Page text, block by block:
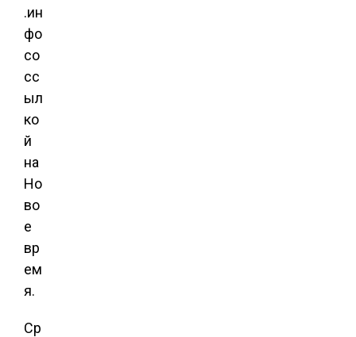
.ин
фо
со
сс
ыл
ко
й
на
Но
во
е
вр
ем
я.
Ср